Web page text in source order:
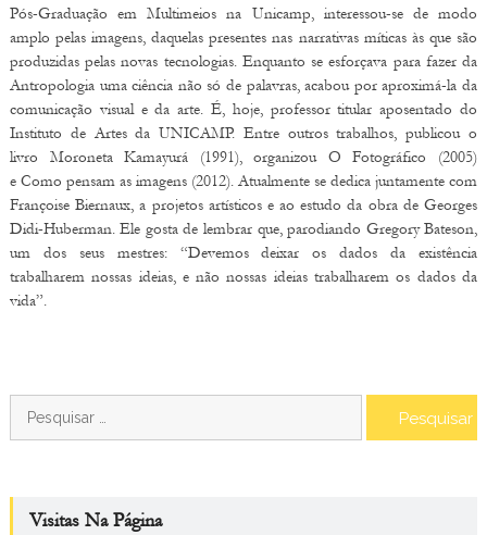
Pós-Graduação em Multimeios na Unicamp, interessou-se de modo
amplo pelas imagens, daquelas presentes nas narrativas míticas às que são
produzidas pelas novas tecnologias. Enquanto se esforçava para fazer da
Antropologia uma ciência não só de palavras, acabou por aproximá-la da
comunicação visual e da arte. É, hoje, professor titular aposentado do
Instituto de Artes da UNICAMP. Entre outros trabalhos, publicou o
livro Moroneta Kamayurá (1991), organizou O Fotográfico (2005)
e Como pensam as imagens (2012). Atualmente se dedica juntamente com
Françoise Biernaux, a projetos artísticos e ao estudo da obra de Georges
Didi-Huberman. Ele gosta de lembrar que, parodiando Gregory Bateson,
um dos seus mestres: “Devemos deixar os dados da existência
trabalharem nossas ideias, e não nossas ideias trabalharem os dados da
vida”.
por:
Visitas Na Página